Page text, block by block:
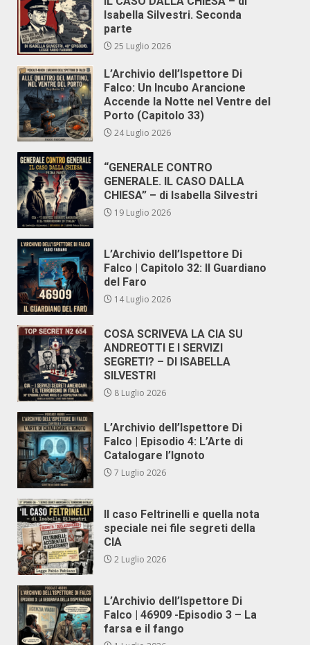
Isabella Silvestri. Seconda
parte
25 Luglio 2026
L’Archivio dell’Ispettore Di
Falco: Un Incubo Arancione
Accende la Notte nel Ventre del
Porto (Capitolo 33)
24 Luglio 2026
“GENERALE CONTRO
GENERALE. IL CASO DALLA
CHIESA” – di Isabella Silvestri
19 Luglio 2026
L’Archivio dell’Ispettore Di
Falco | Capitolo 32: Il Guardiano
del Faro
14 Luglio 2026
COSA SCRIVEVA LA CIA SU
ANDREOTTI E I SERVIZI
SEGRETI? – DI ISABELLA
SILVESTRI
8 Luglio 2026
L’Archivio dell’Ispettore Di
Falco | Episodio 4: L’Arte di
Catalogare l’Ignoto
7 Luglio 2026
Il caso Feltrinelli e quella nota
speciale nei file segreti della
CIA
2 Luglio 2026
L’Archivio dell’Ispettore Di
Falco | 46909 -Episodio 3 – La
farsa e il fango